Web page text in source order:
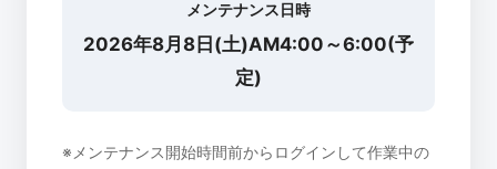
メンテナンス日時
2026年8月8日(土)AM4:00～6:00(予
定)
※メンテナンス開始時間前からログインして作業中の